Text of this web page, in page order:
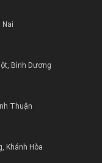
Nai
Bình Dương
Thuận
Khánh Hòa